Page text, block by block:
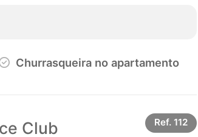
Churrasqueira no apartamento
Club Ref. 112